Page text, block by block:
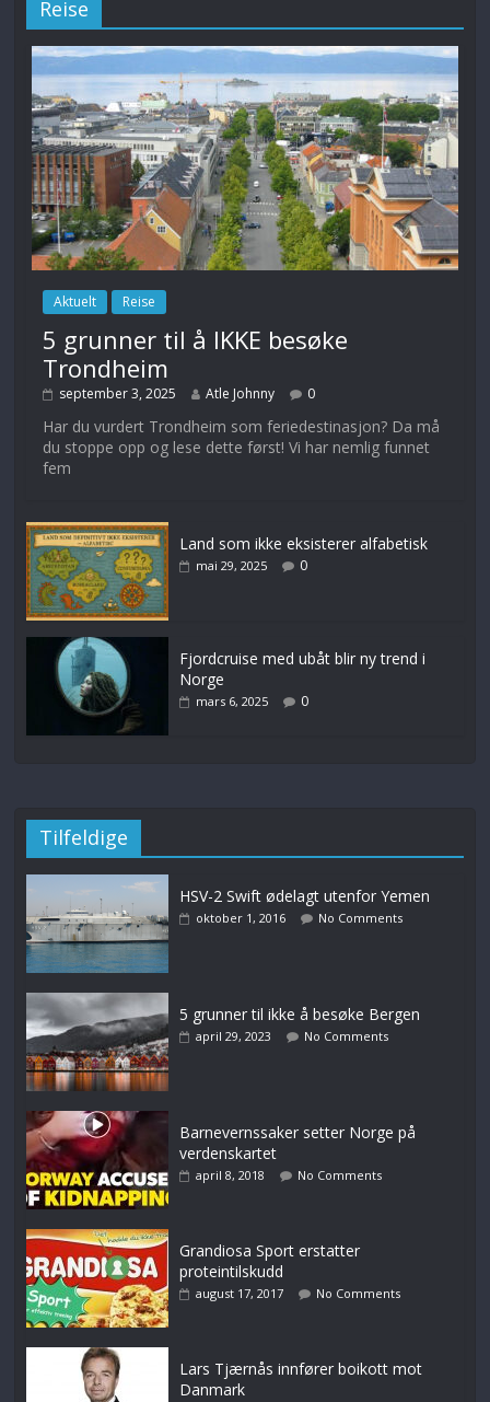
Reise
Aktuelt Reise
5 grunner til å IKKE besøke
Trondheim
september 3, 2025 Atle Johnny 0
Har du vurdert Trondheim som feriedestinasjon? Da må
du stoppe opp og lese dette først! Vi har nemlig funnet
fem
Land som ikke eksisterer alfabetisk
mai 29, 2025 0
Fjordcruise med ubåt blir ny trend i
Norge
mars 6, 2025 0
Tilfeldige
HSV-2 Swift ødelagt utenfor Yemen
oktober 1, 2016 No Comments
5 grunner til ikke å besøke Bergen
april 29, 2023 No Comments
Barnevernssaker setter Norge på
verdenskartet
april 8, 2018 No Comments
Grandiosa Sport erstatter
proteintilskudd
august 17, 2017 No Comments
Lars Tjærnås innfører boikott mot
Danmark